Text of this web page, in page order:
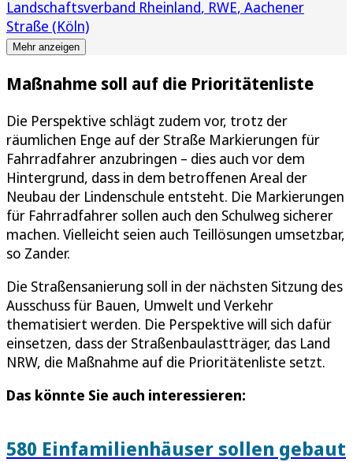
Landschaftsverband Rheinland RWE Aachener
Straße (Köln)
Mehr anzeigen
Maßnahme soll auf die Prioritätenliste
Die Perspektive schlägt zudem vor, trotz der
räumlichen Enge auf der Straße Markierungen für
Fahrradfahrer anzubringen – dies auch vor dem
Hintergrund, dass in dem betroffenen Areal der
Neubau der Lindenschule entsteht. Die Markierungen
für Fahrradfahrer sollen auch den Schulweg sicherer
machen. Vielleicht seien auch Teillösungen umsetzbar,
so Zander.
Die Straßensanierung soll in der nächsten Sitzung des
Ausschuss für Bauen, Umwelt und Verkehr
thematisiert werden. Die Perspektive will sich dafür
einsetzen, dass der Straßenbaulastträger, das Land
NRW, die Maßnahme auf die Prioritätenliste setzt.
Das könnte Sie auch interessieren:
580 Einfamilienhäuser sollen gebaut